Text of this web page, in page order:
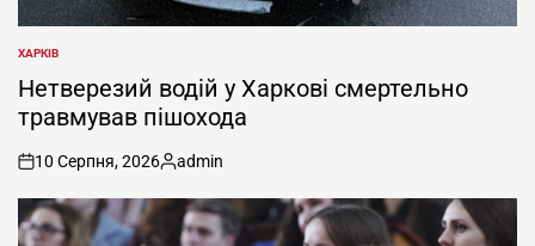
ОПУБЛІКУВАТИ
У
ХАРКІВ
Нетверезий водій у Харкові смертельно
травмував пішохода
on
10 Серпня, 2026
Опубліковано
admin